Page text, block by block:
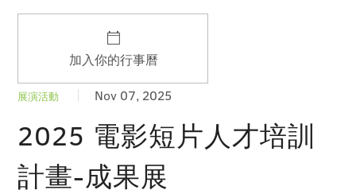
加入你的行事曆
展演活動 Nov 07, 2025
2025 電影短片人才培訓
計畫-成果展